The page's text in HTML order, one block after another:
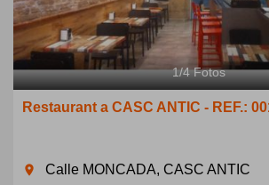
1/4Fotos
Restaurant a CASC ANTIC - REF.:
room
Calle MONCADA, CASC ANTIC